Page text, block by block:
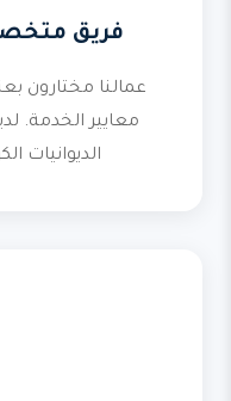
فريق
عمالنا مختارون
معايير الخدمة.
الديوانيات